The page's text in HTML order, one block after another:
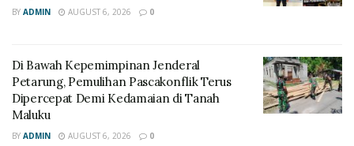
BY ADMIN AUGUST 6, 2026 0
Di Bawah Kepemimpinan Jenderal
Petarung, Pemulihan Pascakonflik Terus
Dipercepat Demi Kedamaian di Tanah
Maluku
BY ADMIN AUGUST 6, 2026 0